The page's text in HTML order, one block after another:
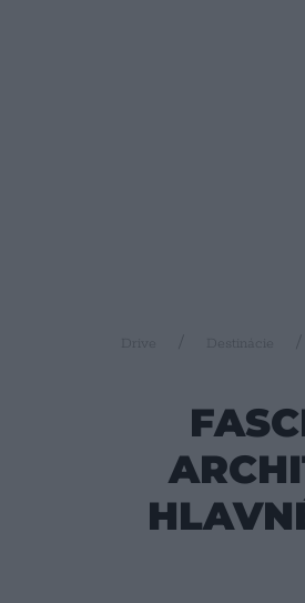
Drive